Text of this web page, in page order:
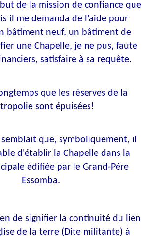
de la mission de confiance que
il me demanda de l'aide pour
bâtiment neuf, un bâtiment de
une Chapelle, je ne pus, faute
satisfaire à sa requête.
que les réserves de la
sont épuisées!
semblait que, symboliquement, il
d'établir la Chapelle dans la
édifiée par le Grand-Père
Essomba.
de signifier la continuité du lien
de la terre (Dite militante) à